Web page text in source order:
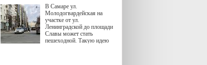
В Самаре ул.
Молодогвардейская на
участке от ул.
Ленинградской до площади
Славы может стать
пешеходной. Такую идею